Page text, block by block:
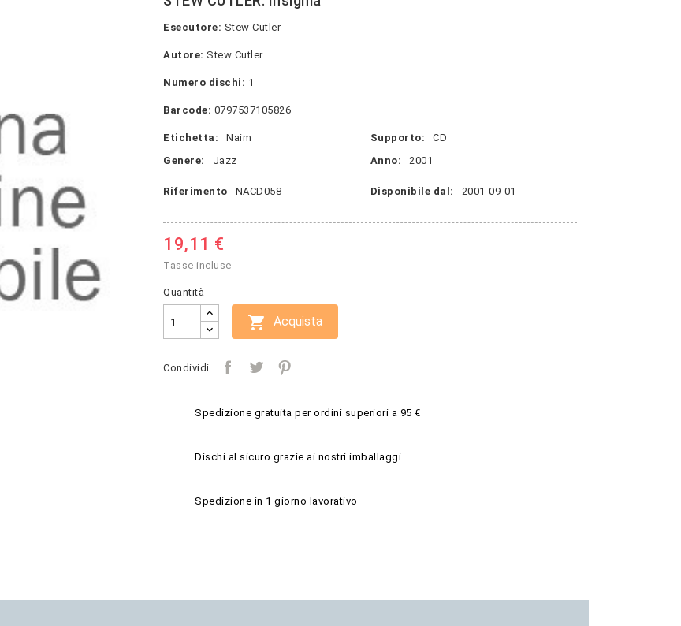
Esecutore: Stew Cutler
Autore: Stew Cutler
Numero dischi: 1
Barcode: 0797537105826
Etichetta: Naim Supporto:
CD
Genere:
Jazz Anno: 2001
Riferimento NACD058 Disponibile dal: 2001-09-01
19,11 €
Tasse incluse
Quantità
 Acquista
Condividi
Spedizione gratuita per ordini superiori a 95 €
Dischi al sicuro grazie ai nostri imballaggi
Spedizione in 1 giorno lavorativo